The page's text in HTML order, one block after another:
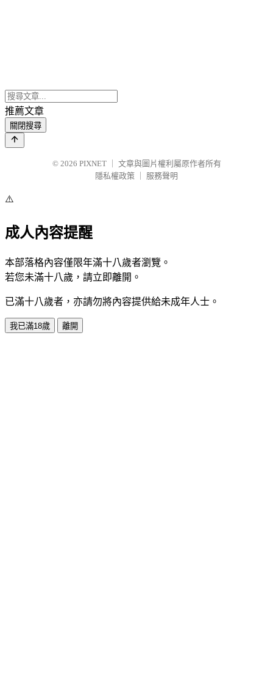
推薦文章
關閉搜尋
© 2026 PIXNET
文章與圖片權利屬原作者所有
隱私權政策
服務聲明
⚠️
成人內容提醒
本部落格內容僅限年滿十八歲者瀏覽。
若您未滿十八歲，請立即離開。
已滿十八歲者，亦請勿將內容提供給未成年人士。
我已滿18歲 離開